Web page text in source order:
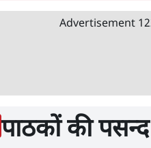
Advertisement
पाठकों की पसन्द